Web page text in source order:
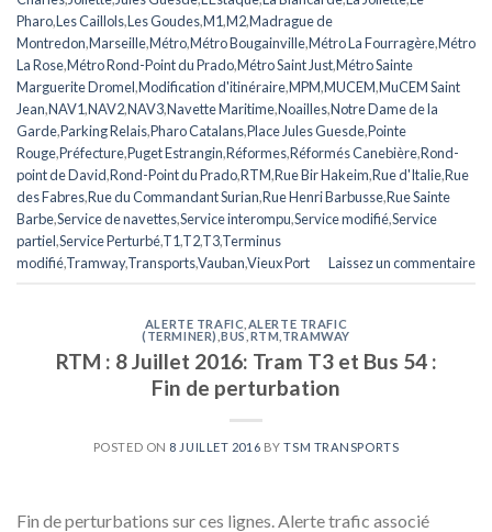
Pharo,Les Caillols,Les Goudes,M1,M2,Madrague de
Montredon,Marseille,Métro,Métro Bougainville,Métro La Fourragère,Métro
La Rose,Métro Rond-Point du Prado,Métro Saint Just,Métro Sainte
Marguerite Dromel,Modification d'itinéraire,MPM,MUCEM,MuCEM Saint
Jean,NAV1,NAV2,NAV3,Navette Maritime,Noailles,Notre Dame de la
Garde,Parking Relais,Pharo Catalans,Place Jules Guesde,Pointe
Rouge,Préfecture,Puget Estrangin,Réformes,Réformés Canebière,Rond-
point de David,Rond-Point du Prado,RTM,Rue Bir Hakeim,Rue d'Italie,Rue
des Fabres,Rue du Commandant Surian,Rue Henri Barbusse,Rue Sainte
Barbe,Service de navettes,Service interompu,Service modifié,Service
partiel,Service Perturbé,T1,T2,T3,Terminus
modifié,Tramway,Transports,Vauban,Vieux Port Laissez un commentaire
ALERTE TRAFIC ALERTE TRAFIC
(TERMINER) ,BUS RTM TRAMWAY
RTM : 8 Juillet 2016: Tram T3 et Bus 54 :
Fin de perturbation
POSTED ON 8 JUILLET 2016 BYTSM TRANSPORTS
Fin de perturbations sur ces lignes. Alerte trafic associé